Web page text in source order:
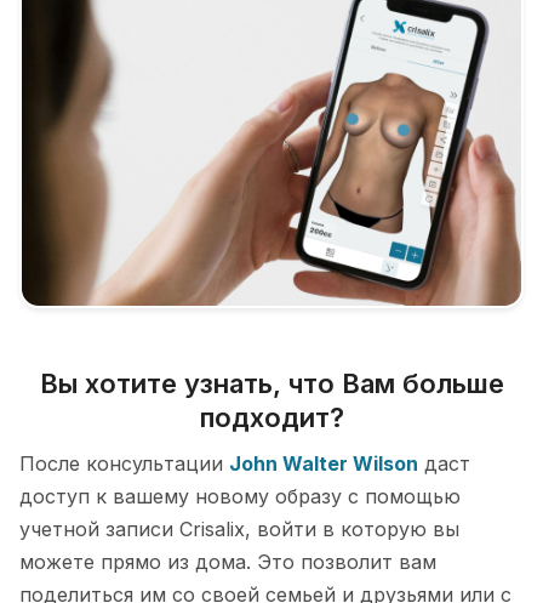
Вы хотите узнать, что Вам больше
подходит?
После консультации John Walter Wilson даст
доступ к вашему новому образу с помощью
учетной записи Crisalix, войти в которую вы
можете прямо из дома. Это позволит вам
поделиться им со своей семьей и друзьями или с